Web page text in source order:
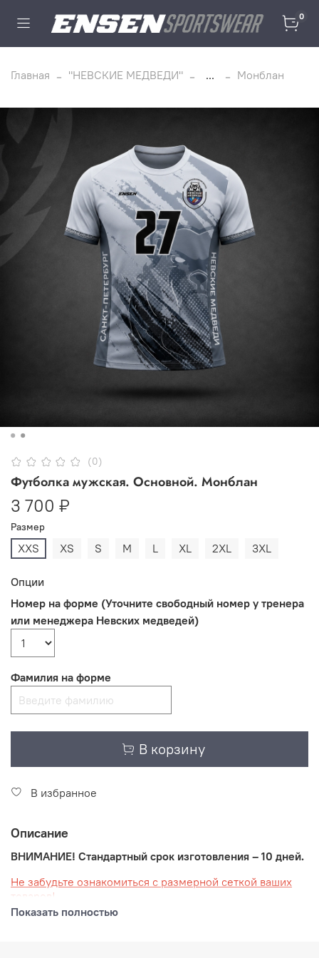
0
Главная "НЕВСКИЕ МЕДВЕДИ" ... Монблан
(0)
Футболка мужская. Основной. Монблан
3 700 ₽
Размер
XXS XS S M L XL 2XL 3XL
Опции
Номер на форме (Уточните свободный номер у тренера
или менеджера Невских медведей)
Фамилия на форме
В корзину
В избранное
Описание
ВНИМАНИЕ! Стандартный срок изготовления – 10 дней.
Не забудьте ознакомиться с размерной сеткой ваших
товаров!
Показать полностью